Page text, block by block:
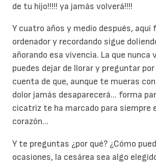
de tu hijo!!!!! ya jamás volverá!!!!
Y cuatro años y medio después, aquí
ordenador y recordando sigue
añorando esa vivencia. La que nunca
puedes dejar de llorar y preguntar
cuenta de que, aunque te mueras
dolor jamás desaparecerá... forma
cicatriz te ha marcado para siempre
corazón...
Y te preguntas ¿por qué? ¿Cómo
ocasiones, la cesárea sea algo